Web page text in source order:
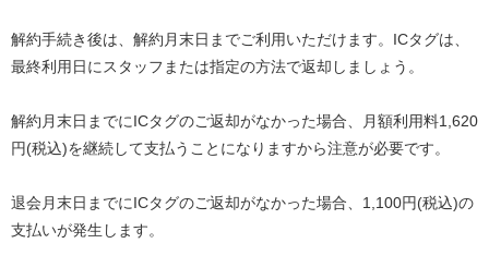
解約手続き後は、解約月末日までご利用いただけます。ICタグは、
最終利用日にスタッフまたは指定の方法で返却しましょう。
解約月末日までにICタグのご返却がなかった場合、月額利用料1,620
円(税込)を継続して支払うことになりますから注意が必要です。
退会月末日までにICタグのご返却がなかった場合、1,100円(税込)の
支払いが発生します。